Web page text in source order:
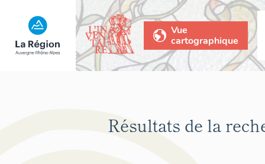
Vue
cartographique
Résultats de la